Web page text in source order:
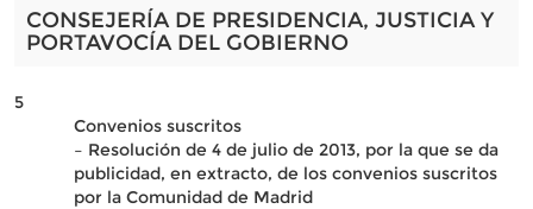
CONSEJERÍA DE PRESIDENCIA, JUSTICIA Y
PORTAVOCÍA DEL GOBIERNO
5
Convenios suscritos
– Resolución de 4 de julio de 2013, por la que se da
publicidad, en extracto, de los convenios suscritos
por la Comunidad de Madrid